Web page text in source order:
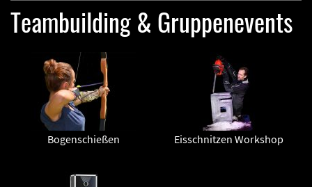
Teambuilding & Gruppenevents
Bogenschießen Eisschnitzen Workshop